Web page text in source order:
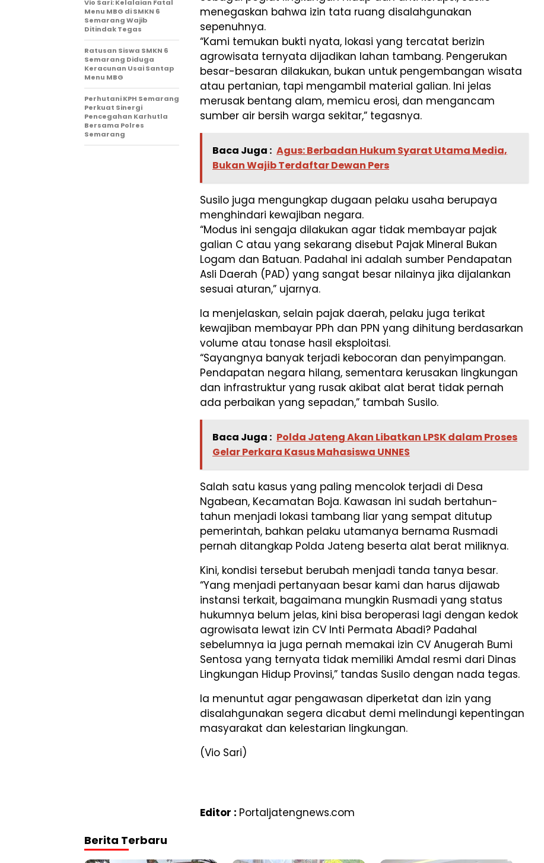
menegaskan bahwa izin tata ruang disalahgunakan
sepenuhnya.
“Kami temukan bukti nyata, lokasi yang tercatat berizin
agrowisata ternyata dijadikan lahan tambang. Pengerukan
besar-besaran dilakukan, bukan untuk pengembangan wisata
atau pertanian, tapi mengambil material galian. Ini jelas
merusak bentang alam, memicu erosi, dan mengancam
sumber air bersih warga sekitar,” tegasnya.
Baca Juga : Agus: Berbadan Hukum Syarat Utama Media,
Bukan Wajib Terdaftar Dewan Pers
Susilo juga mengungkap dugaan pelaku usaha berupaya
menghindari kewajiban negara.
“Modus ini sengaja dilakukan agar tidak membayar pajak
galian C atau yang sekarang disebut Pajak Mineral Bukan
Logam dan Batuan. Padahal ini adalah sumber Pendapatan
Asli Daerah (PAD) yang sangat besar nilainya jika dijalankan
sesuai aturan,” ujarnya.
Ia menjelaskan, selain pajak daerah, pelaku juga terikat
kewajiban membayar PPh dan PPN yang dihitung berdasarkan
volume atau tonase hasil eksploitasi.
“Sayangnya banyak terjadi kebocoran dan penyimpangan.
Pendapatan negara hilang, sementara kerusakan lingkungan
dan infrastruktur yang rusak akibat alat berat tidak pernah
ada perbaikan yang sepadan,” tambah Susilo.
Baca Juga : Polda Jateng Akan Libatkan LPSK dalam Proses
Gelar Perkara Kasus Mahasiswa UNNES
Salah satu kasus yang paling mencolok terjadi di Desa
Ngabean, Kecamatan Boja. Kawasan ini sudah bertahun-
tahun menjadi lokasi tambang liar yang sempat ditutup
pemerintah, bahkan pelaku utamanya bernama Rusmadi
pernah ditangkap Polda Jateng beserta alat berat miliknya.
Kini, kondisi tersebut berubah menjadi tanda tanya besar.
“Yang menjadi pertanyaan besar kami dan harus dijawab
instansi terkait, bagaimana mungkin Rusmadi yang status
hukumnya belum jelas, kini bisa beroperasi lagi dengan kedok
agrowisata lewat izin CV Inti Permata Abadi? Padahal
sebelumnya ia juga pernah memakai izin CV Anugerah Bumi
Sentosa yang ternyata tidak memiliki Amdal resmi dari Dinas
Lingkungan Hidup Provinsi,” tandas Susilo dengan nada tegas.
Ia menuntut agar pengawasan diperketat dan izin yang
disalahgunakan segera dicabut demi melindungi kepentingan
masyarakat dan kelestarian lingkungan.
(Vio Sari)
Editor : Portaljatengnews.com
Vio Sari: Kelalaian Fatal
Menu MBG di SMKN 6
Semarang Wajib
Ditindak Tegas
Ratusan Siswa SMKN 6
Semarang Diduga
Keracunan Usai Santap
Menu MBG
Perhutani KPH Semarang
Perkuat Sinergi
Pencegahan Karhutla
Bersama Polres
Semarang
Berita Terbaru